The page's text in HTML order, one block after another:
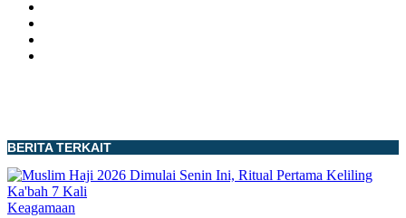
BERITA TERKAIT
Keagamaan